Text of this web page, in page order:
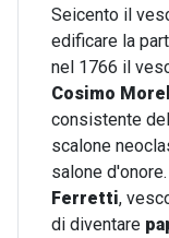
Seicento il
edificare la
nel 1766 il
Cosimo
consistente
scalone
salone
Ferretti,
di diventare